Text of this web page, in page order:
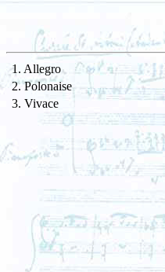
1. Allegro
2. Polonaise
3. Vivace